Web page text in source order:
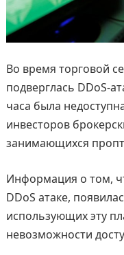
Во время торговой
подверглась DDoS-
часа была
инвесторов
занимающихся
Информация о том,
DDoS атаке,
использующих эту
невозможности